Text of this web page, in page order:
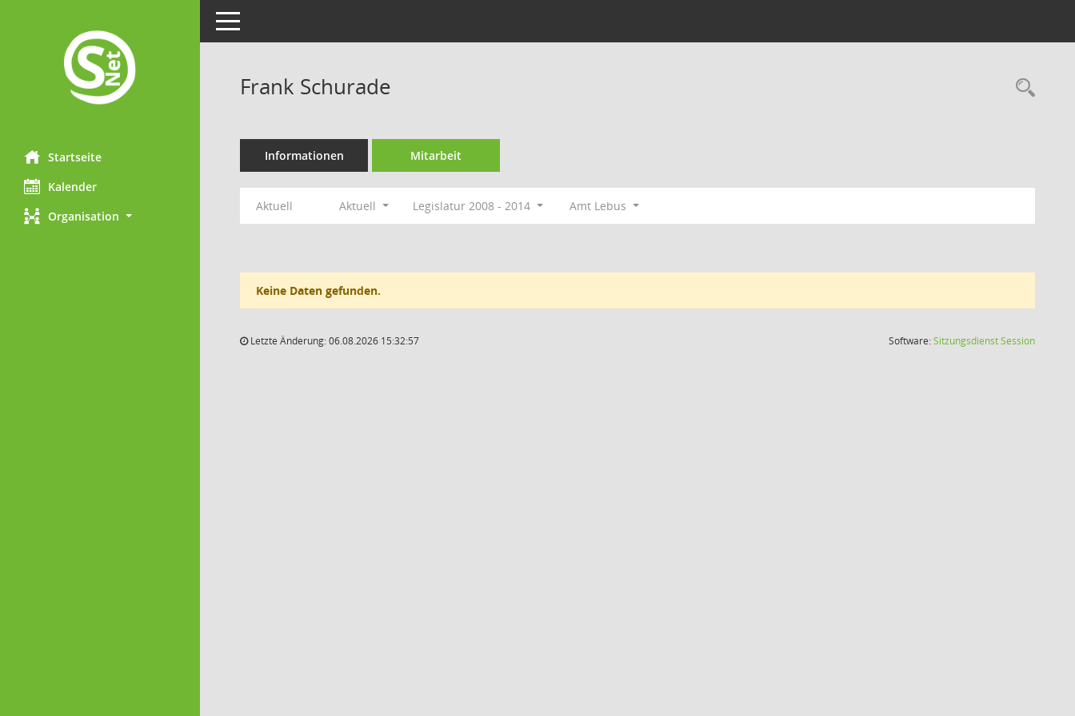
Startseite
Kalender
Organisation
Toggle navigation
Frank Schurade
Informationen Mitarbeit
Aktuell Aktuell Legislatur 2008 - 2014 Amt Lebus
Keine Daten gefunden.
Letzte Änderung: 06.08.2026 15:32:57 Software:SitzungsdienstSession(Wird in